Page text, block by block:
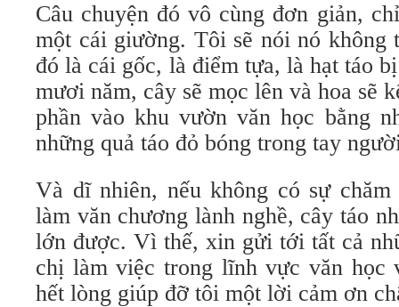
Câu chuyện đó vô cùng đơn giản,
một cái giường. Tôi sẽ nói nó không
đó là cái gốc, là điểm tựa, là hạt táo
mươi năm, cây sẽ mọc lên và hoa sẽ
phần vào khu vườn văn học bằng
những quả táo đỏ bóng trong tay
Và dĩ nhiên, nếu không có sự
làm văn chương lành nghề, cây táo
lớn được. Vì thế, xin gửi tới tất cả
chị làm việc trong lĩnh vực văn học
hết lòng giúp đỡ tôi một lời cảm ơn